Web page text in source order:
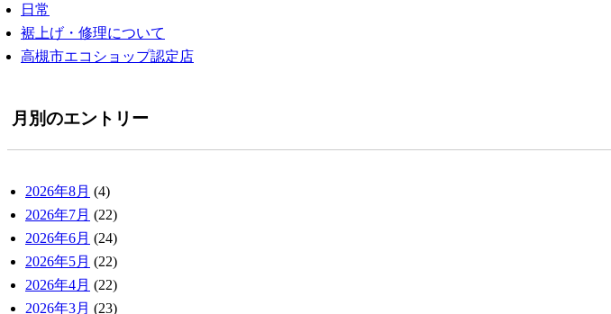
日常
裾上げ・修理について
高槻市エコショップ認定店
月別のエントリー
2026年8月 (4)
2026年7月 (22)
2026年6月 (24)
2026年5月 (22)
2026年4月 (22)
2026年3月 (23)